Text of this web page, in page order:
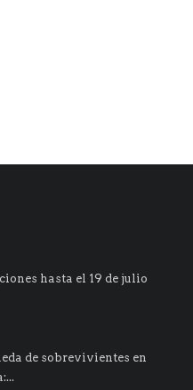
hasta el 19 de julio
de sobrevivientes en